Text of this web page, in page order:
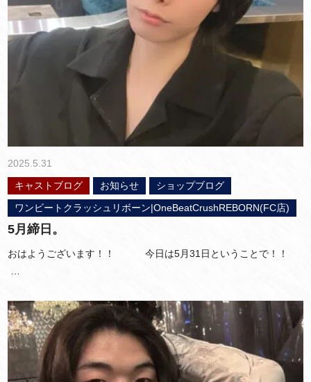
2025.5.31
キャストブログ
お知らせ
ショップブログ
ワンビートクラッシュリボーン|OneBeatCrushREBORN(FC店)
5月締日。
おはようございます！！ 今日は5月31日ということで！！